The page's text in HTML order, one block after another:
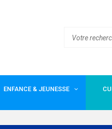
ENFANCE & JEUNESSE